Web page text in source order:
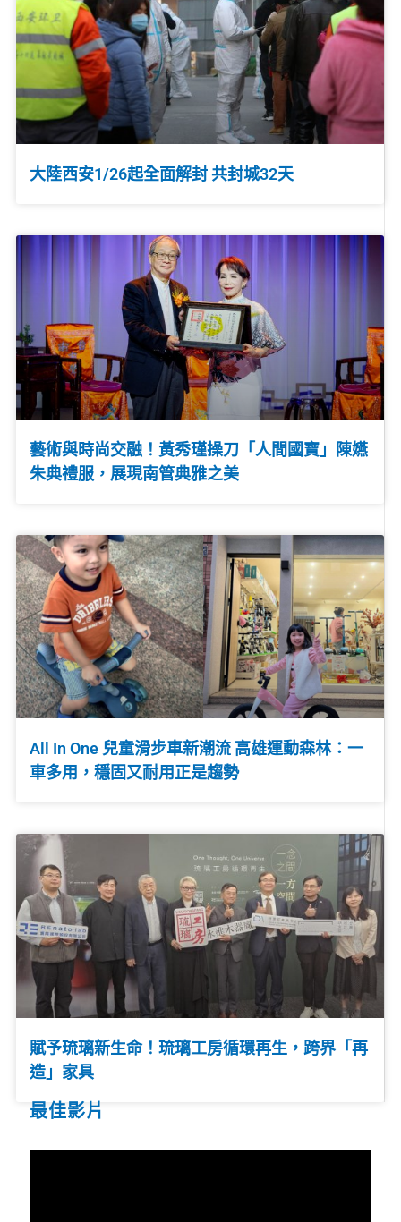
大陸西安1/26起全面解封 共封城32天
藝術與時尚交融！黃秀瑾操刀「人間國寶」陳嬿
朱典禮服，展現南管典雅之美
All In One 兒童滑步車新潮流 高雄運動森林：一
車多用，穩固又耐用正是趨勢
賦予琉璃新生命！琉璃工房循環再生，跨界「再
造」家具
最佳影片